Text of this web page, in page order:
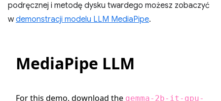
podręcznej i metodę dysku twardego możesz zobaczyć
wdemonstracji modelu LLM MediaPipe.